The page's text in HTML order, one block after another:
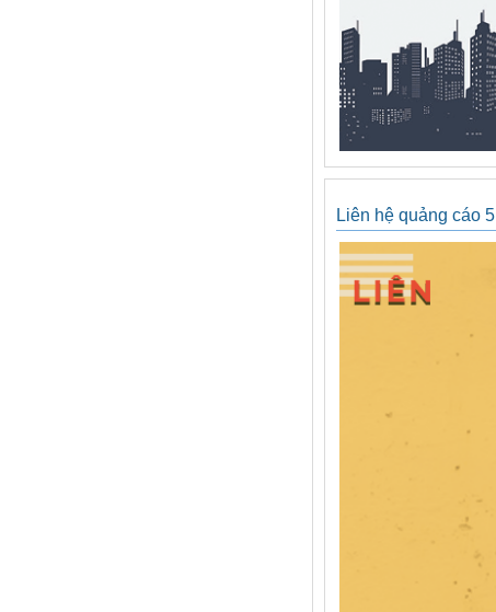
Liên hệ quảng cáo 5